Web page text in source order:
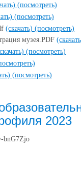
(посмотреть)
(посмотреть)
(скачать) (посмотреть)
музея.PDF
(посмотреть)
(посмотреть)
2023
bnG7Zjo